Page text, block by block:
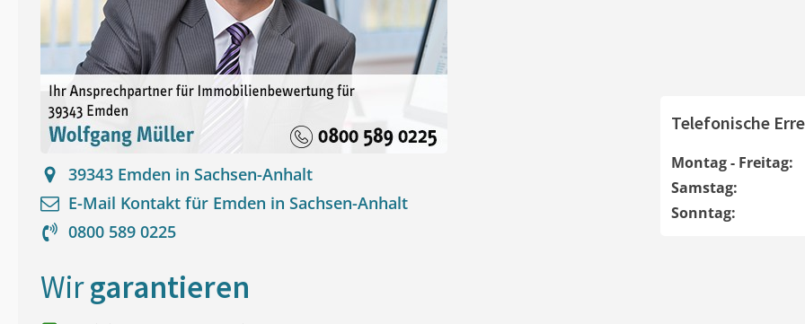
39343 Emden in Sachsen-Anhalt
E-Mail Kontakt für Emden in Sachsen-Anhalt
0800 589 0225
Telefonische
Montag - Freitag:
Samstag:
Sonntag:
Wirgarantieren